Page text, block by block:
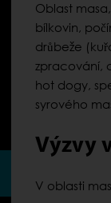
Oblast
bílkovin,
drůbeže
zpracování,
hot dogy,
syrového
Výzvy
V oblasti